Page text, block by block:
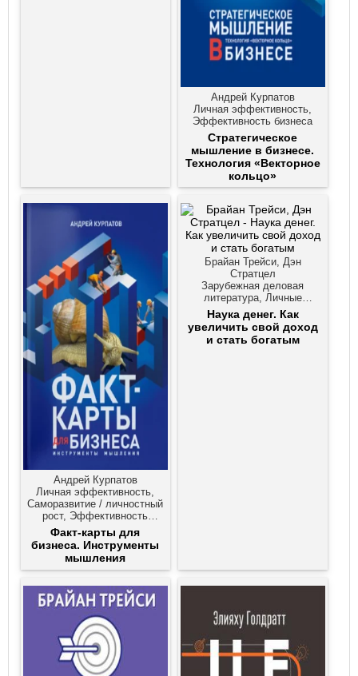
Андрей Курпатов
Личная эффективность,
Эффективность бизнеса
Стратегическое
мышление в бизнесе.
Технология «Векторное
кольцо»
Андрей Курпатов
Личная эффективность,
Саморазвитие / личностный
рост, Эффективность
Факт-карты для
бизнеса. Инструменты
мышления
Брайан Трейси, Дэн
Стратцел
Зарубежная деловая
литература, Личные
финансы, Просто о бизнесе,
Саморазвитие / личностный
рост, Эффективность
бизнеса
Наука денег. Как
увеличить свой доход
и стать богатым